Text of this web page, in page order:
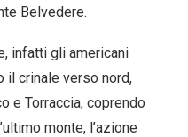
Belvedere.
infatti gli americani
il crinale verso nord,
e Torraccia, coprendo
monte, l’azione